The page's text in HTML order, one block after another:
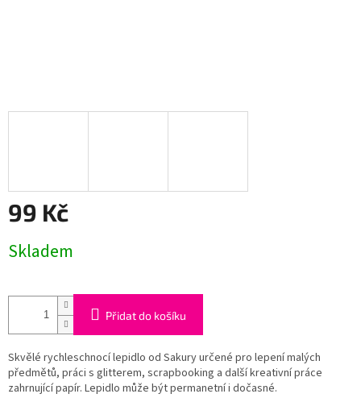
99 Kč
cena:
Skladem
Přidat do košíku
Skvělé rychleschnocí lepidlo od Sakury určené pro lepení malých
předmětů, práci s glitterem, scrapbooking a další kreativní práce
zahrnující papír. Lepidlo může být permanetní i dočasné.